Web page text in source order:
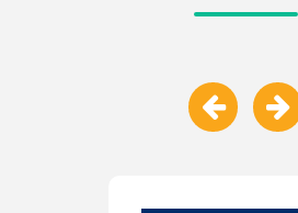
PUBLICAÇÕES